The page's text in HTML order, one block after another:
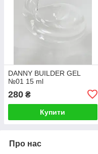
DANNY BUILDER GEL
№01 15 ml
280 ₴
Купити
Про нас